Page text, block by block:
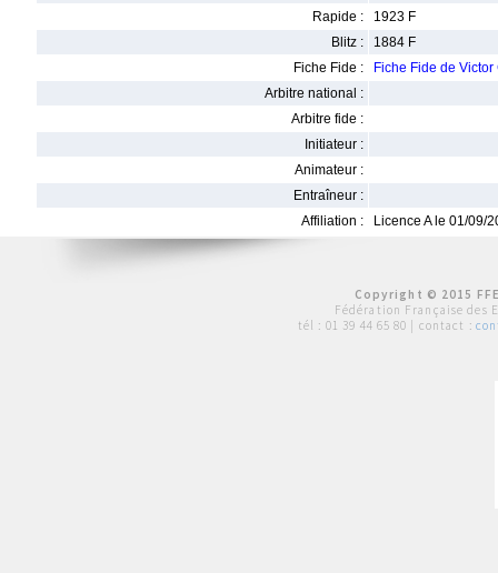
Rapide :
1923 F
Blitz :
1884 F
Fiche Fide :
Fiche Fide de Victor
Arbitre national :
Arbitre fide :
Initiateur :
Animateur :
Entraîneur :
Affiliation :
Licence A le 01/09/
Copyright © 2015
Fédération Française des
tél : 01 39 44 65 80 | contact :